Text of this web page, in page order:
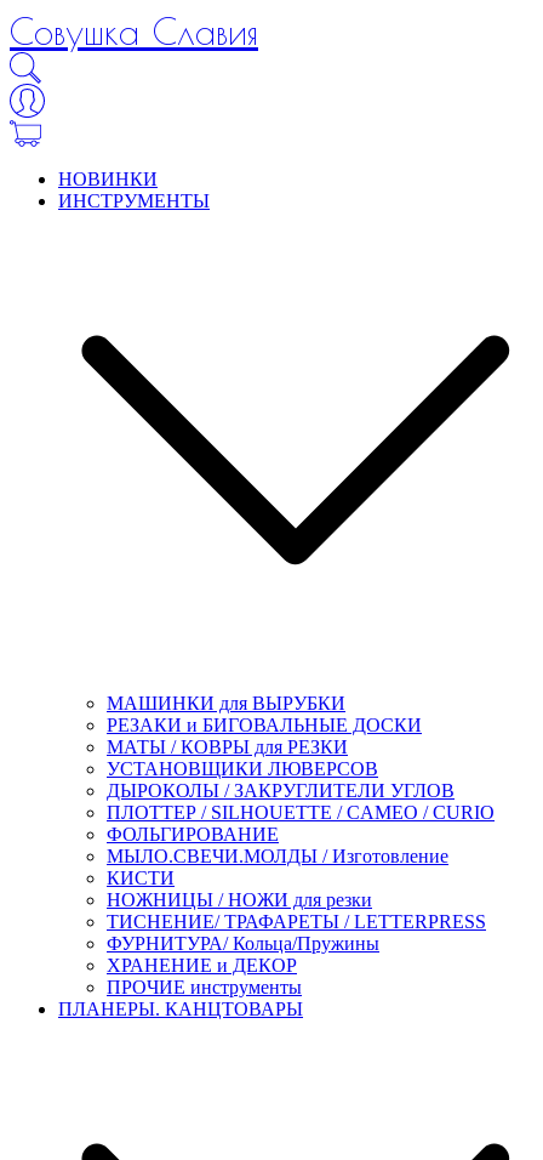
Совушка Славия
НОВИНКИ
ИНСТРУМЕНТЫ
МАШИНКИ для ВЫРУБКИ
РЕЗАКИ и БИГОВАЛЬНЫЕ ДОСКИ
МАТЫ / КОВРЫ для РЕЗКИ
УСТАНОВЩИКИ ЛЮВЕРСОВ
ДЫРОКОЛЫ / ЗАКРУГЛИТЕЛИ УГЛОВ
ПЛОТТЕР / SILHOUETTE / CAMEO / CURIO
ФОЛЬГИРОВАНИЕ
МЫЛО.СВЕЧИ.МОЛДЫ / Изготовление
КИСТИ
НОЖНИЦЫ / НОЖИ для резки
ТИСНЕНИЕ/ ТРАФАРЕТЫ / LETTERPRESS
ФУРНИТУРА/ Кольца/Пружины
ХРАНЕНИЕ и ДЕКОР
ПРОЧИЕ инструменты
ПЛАНЕРЫ. КАНЦТОВАРЫ